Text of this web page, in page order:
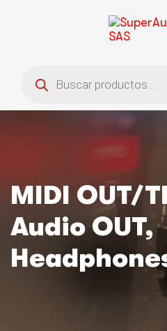
contenido
productos
MIDI OUT/
Audio OUT,